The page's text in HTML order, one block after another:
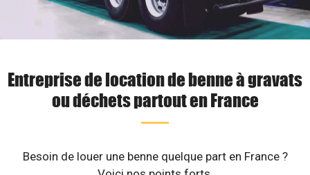
Entreprise de location de benne à gravats
ou déchets partout en France
Besoin de louer une benne quelque part en France ?